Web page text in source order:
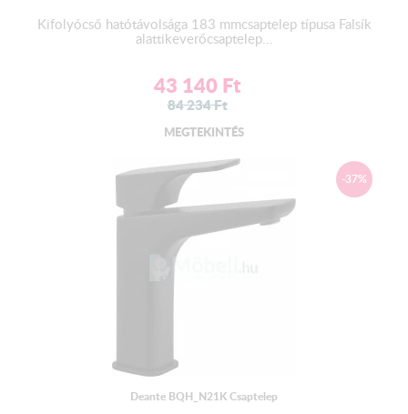
Kifolyócső hatótávolsága 183 mmcsaptelep típusa Falsík
alattikeverőcsaptelep...
43 140 Ft
84 234Ft
MEGTEKINTÉS
-37%
Deante BQH_N21K Csaptelep